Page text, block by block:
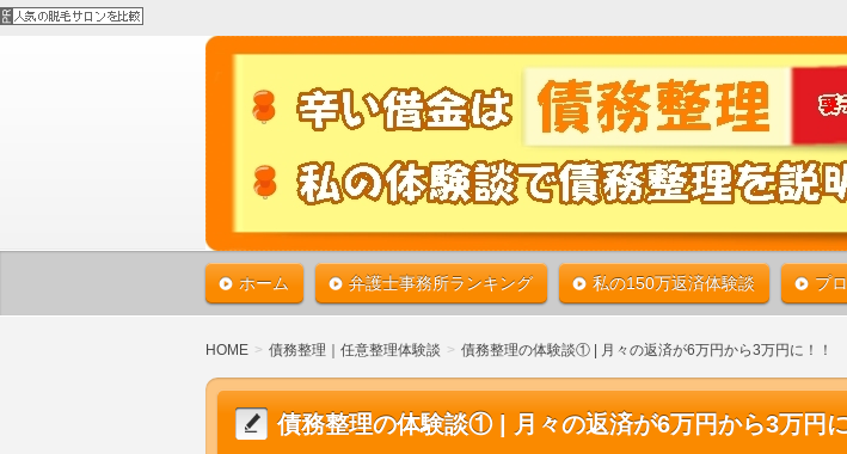
債務整理で借金返済 | 私の体験談で債務
ば、必ず借金から解放されます！！150万円の借金をたったの6ヶ月で返済す
整理の体験談。あなたの借金も必ずなくなります！
ホーム 弁護士事務所ランキング 私の150万返済体験談 プ
HOME 債務整理｜任意整理体験談 債務整理の体験談① | 月々の返済が6万円から3万円に！！
債務整理の体験談① | 月々の返済が6万円から3万円に